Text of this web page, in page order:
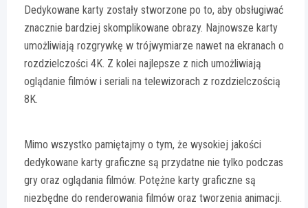
Dedykowane karty zostały stworzone po to, aby obsługiwać
znacznie bardziej skomplikowane obrazy. Najnowsze karty
umożliwiają rozgrywkę w trójwymiarze nawet na ekranach o
rozdzielczości 4K. Z kolei najlepsze z nich umożliwiają
oglądanie filmów i seriali na telewizorach z rozdzielczością
8K.
Mimo wszystko pamiętajmy o tym, że wysokiej jakości
dedykowane karty graficzne są przydatne nie tylko podczas
gry oraz oglądania filmów. Potężne karty graficzne są
niezbędne do renderowania filmów oraz tworzenia animacji.